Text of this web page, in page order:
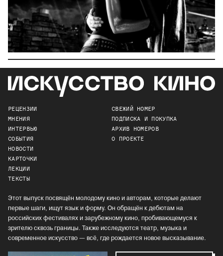
РЕЦЕНЗИИ
МНЕНИЯ
ИНТЕРВЬЮ
СОБЫТИЯ
НОВОСТИ
КАРТОЧКИ
ЛЕКЦИИ
ТЕКСТЫ
СВЕЖИЙ НОМЕР
ПОДПИСКА И ПОКУПКА
АРХИВ НОМЕРОВ
О ПРОЕКТЕ
Этот выпуск посвящён молодому кино и авторам, которые делают
первые шаги, ищут язык и форму. Он обращён к дебютам на
российских фестивалях и зарубежному кино, пробивающемуся к
зрителю сквозь границы. Также исследуются театр, музыка и
современное искусство — всё, где рождается новое высказывание.